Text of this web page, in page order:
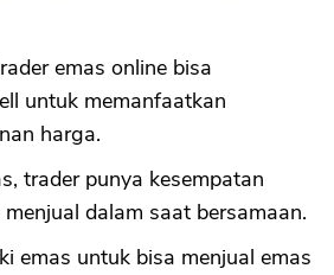
emas online bisa
untuk memanfaatkan
harga.
trader punya kesempatan
dalam saat bersamaan.
emas untuk bisa menjual emas